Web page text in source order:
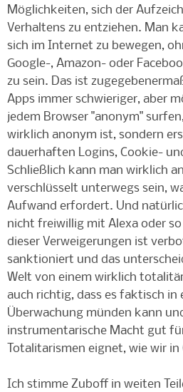
Möglichkeiten, sich der
Verhaltens zu entziehen. Man
sich im Internet zu bewegen,
Google-, Amazon- oder
zu sein. Das ist
Apps immer schwieriger, aber
jedem Browser "anonym"
wirklich anonym ist, sondern
dauerhaften Logins, Cookie-
Schließlich kann man wirklich
verschlüsselt unterwegs sein,
Aufwand erfordert. Und
nicht freiwillig mit Alexa oder
dieser Verweigerungen ist
sanktioniert und das
Welt von einem wirklich
auch richtig, dass es faktisch in
Überwachung münden kann
instrumentarische Macht gut
Totalitarismen eignet, wie wir
Ich stimme Zuboff in weiten